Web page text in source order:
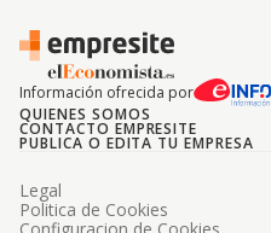
Información ofrecida por
QUIENES SOMOS
CONTACTO EMPRESITE
PUBLICA O EDITA TU EMPRESA
Legal
Politica de Cookies